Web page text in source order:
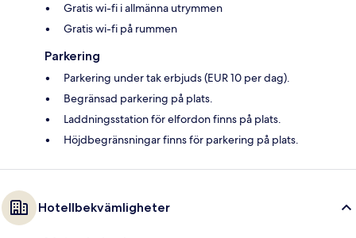
Gratis wi-fi i allmänna utrymmen
Gratis wi-fi på rummen
Parkering
Parkering under tak erbjuds (EUR 10 per dag).
Begränsad parkering på plats.
Laddningsstation för elfordon finns på plats.
Höjdbegränsningar finns för parkering på plats.
Hotellbekvämligheter